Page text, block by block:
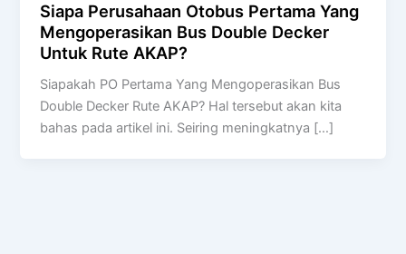
Siapa Perusahaan Otobus Pertama Yang
Mengoperasikan Bus Double Decker
Untuk Rute AKAP?
Siapakah PO Pertama Yang Mengoperasikan Bus
Double Decker Rute AKAP? Hal tersebut akan kita
bahas pada artikel ini. Seiring meningkatnya […]